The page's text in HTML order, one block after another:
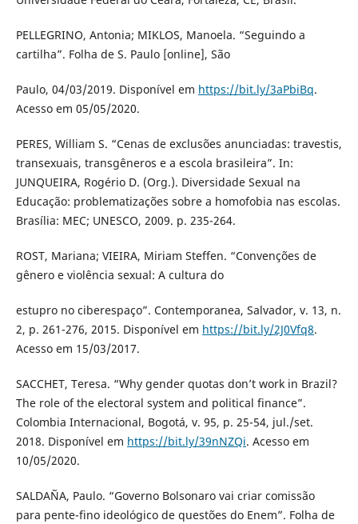
PELLEGRINO, Antonia; MIKLOS, Manoela. “Seguindo a
cartilha”. Folha de S. Paulo [online], São
Paulo, 04/03/2019. Disponível em https://bit.ly/3aPbiBq.
Acesso em 05/05/2020.
PERES, William S. “Cenas de exclusões anunciadas: travestis,
transexuais, transgêneros e a escola brasileira”. In:
JUNQUEIRA, Rogério D. (Org.). Diversidade Sexual na
Educação: problematizações sobre a homofobia nas escolas.
Brasília: MEC; UNESCO, 2009. p. 235-264.
ROST, Mariana; VIEIRA, Miriam Steffen. “Convenções de
gênero e violência sexual: A cultura do
estupro no ciberespaço”. Contemporanea, Salvador, v. 13, n.
2, p. 261-276, 2015. Disponível em https://bit.ly/2J0Vfq8.
Acesso em 15/03/2017.
SACCHET, Teresa. “Why gender quotas don’t work in Brazil?
The role of the electoral system and political finance”.
Colombia Internacional, Bogotá, v. 95, p. 25-54, jul./set.
2018. Disponível em https://bit.ly/39nNZQi. Acesso em
10/05/2020.
SALDAÑA, Paulo. “Governo Bolsonaro vai criar comissão
para pente-fino ideológico de questões do Enem”. Folha de